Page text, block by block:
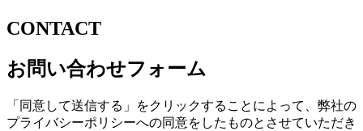
CONTACT
お問い合わせフォーム
「同意して送信する」をクリックすることによって、弊社の
プライバシーポリシーへの同意をしたものとさせていただき